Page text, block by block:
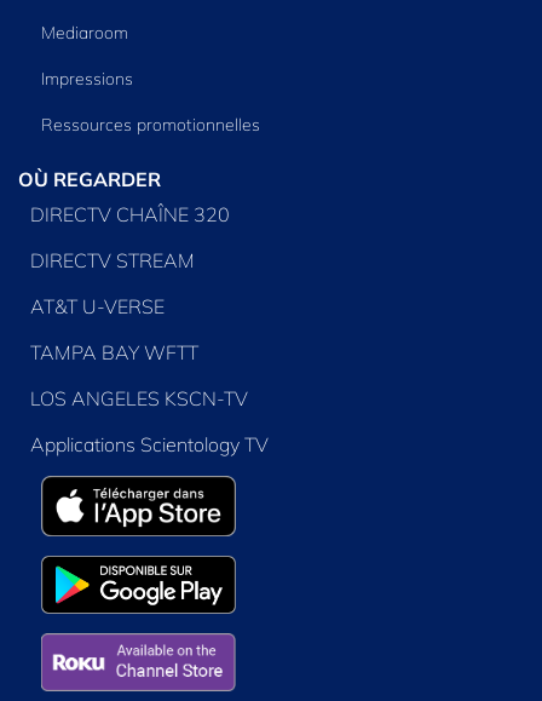
Mediaroom
Impressions
Ressources promotionnelles
OÙ REGARDER
DIRECTV CHAÎNE 320
DIRECTV STREAM
AT&T U-VERSE
TAMPA BAY WFTT
LOS ANGELES KSCN-TV
Applications Scientology TV